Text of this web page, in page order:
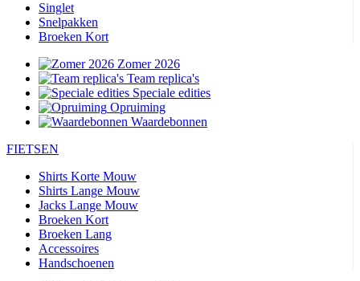
Singlet
Snelpakken
Broeken Kort
Zomer 2026
Team replica's
Speciale edities
Opruiming
Waardebonnen
FIETSEN
Shirts Korte Mouw
Shirts Lange Mouw
Jacks Lange Mouw
Broeken Kort
Broeken Lang
Accessoires
Handschoenen